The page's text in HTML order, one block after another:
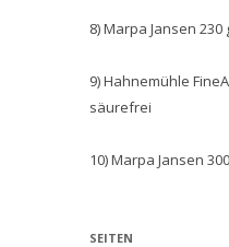
8) Marpa Jansen 230
9) Hahnemühle
säurefrei
10) Marpa Jansen
SEITEN